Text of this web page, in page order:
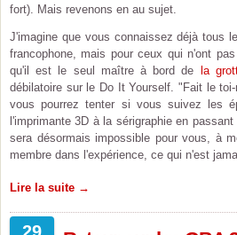
fort). Mais revenons en au sujet.
J'imagine que vous connaissez déjà tous
francophone, mais pour ceux qui n'ont
qu'il est le seul maître à bord de
la
débilatoire sur le Do It Yourself. "Fait le
vous pourrez tenter si vous suivez les
l'imprimante 3D à la sérigraphie en
sera désormais impossible pour vous, à
membre dans l'expérience, ce qui n'est
Lire la suite →